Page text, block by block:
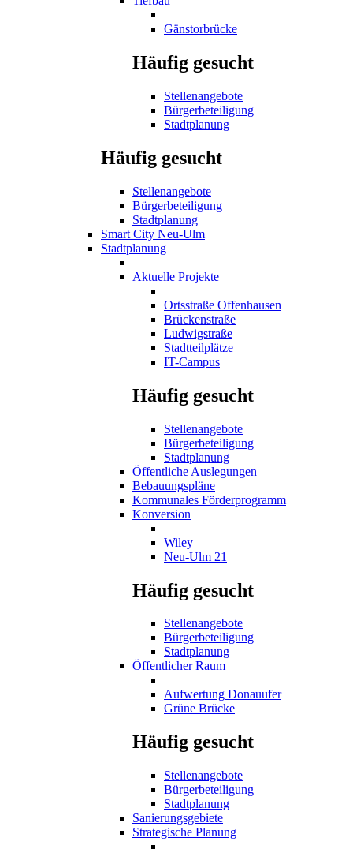
Gänstorbrücke
Häufig gesucht
Stellenangebote
Bürgerbeteiligung
Stadtplanung
Häufig gesucht
Stellenangebote
Bürgerbeteiligung
Stadtplanung
Smart City Neu-Ulm
Stadtplanung
Aktuelle Projekte
Ortsstraße Offenhausen
Brückenstraße
Ludwigstraße
Stadtteilplätze
IT-Campus
Häufig gesucht
Stellenangebote
Bürgerbeteiligung
Stadtplanung
Öffentliche Auslegungen
Bebauungspläne
Kommunales Förderprogramm
Konversion
Wiley
Neu-Ulm 21
Häufig gesucht
Stellenangebote
Bürgerbeteiligung
Stadtplanung
Öffentlicher Raum
Aufwertung Donauufer
Grüne Brücke
Häufig gesucht
Stellenangebote
Bürgerbeteiligung
Stadtplanung
Sanierungsgebiete
Strategische Planung